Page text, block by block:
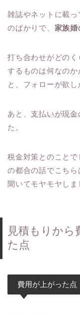
雑誌やネットに載
のばかりで、 家族婚
打ち合わせがどの
するものは何なの
と、フォローが欲し
あと、支払いが現
た。
税金対策とのこと
の都合の話でこち
聞いてモヤモヤしま
見積もりから
た点
費用が上がった点